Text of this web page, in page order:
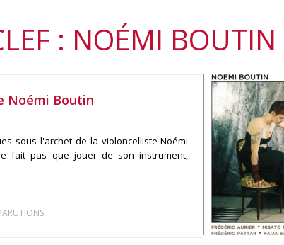
: NOÉMI BOUTIN
Noémi Boutin
sous l'archet de la violoncelliste Noémi
fait pas que jouer de son instrument,